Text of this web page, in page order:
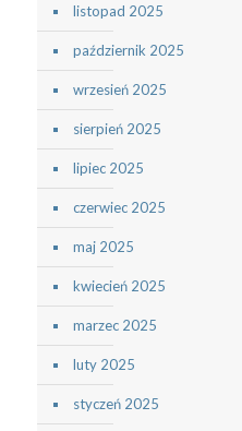
listopad 2025
październik 2025
wrzesień 2025
sierpień 2025
lipiec 2025
czerwiec 2025
maj 2025
kwiecień 2025
marzec 2025
luty 2025
styczeń 2025